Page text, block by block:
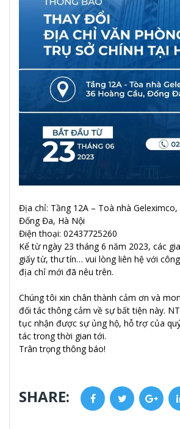
Địa chỉ: Tầng 12A – Toà nhà Geleximco,
Đống Đa, Hà Nội
Điện thoại: 02437725260
Kể từ ngày 23 tháng 6 năm 2023, các
giấy từ, thư tín… vui lòng liên hệ với
địa chỉ mới đã nêu trên.
Chúng tôi xin chân thành cảm ơn và
đối tác thông cảm về sự bất tiện này.
tục nhận được sự ủng hộ, hỗ trợ của
tác trong thời gian tới.
Trân trọng thông báo!
SHARE: FacebookTwitter